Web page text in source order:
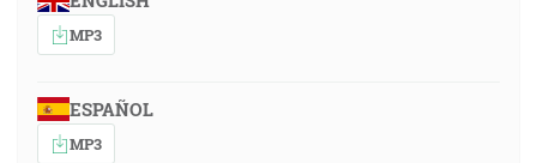
MP3
ESPAÑOL
MP3